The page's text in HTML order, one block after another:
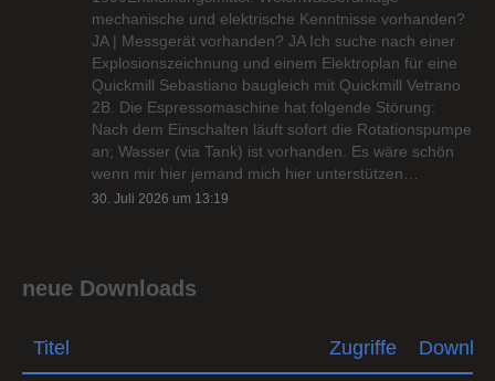
mechanische und elektrische Kenntnisse vorhanden?
JA | Messgerät vorhanden? JA Ich suche nach einer
Explosionszeichnung und einem Elektroplan für eine
Quickmill Sebastiano baugleich mit Quickmill Vetrano
2B. Die Espressomaschine hat folgende Störung:
Nach dem Einschalten läuft sofort die Rotationspumpe
an; Wasser (via Tank) ist vorhanden. Es wäre schön
wenn mir hier jemand mich hier unterstützen…
30. Juli 2026 um 13:19
neue Downloads
Titel Zugriffe